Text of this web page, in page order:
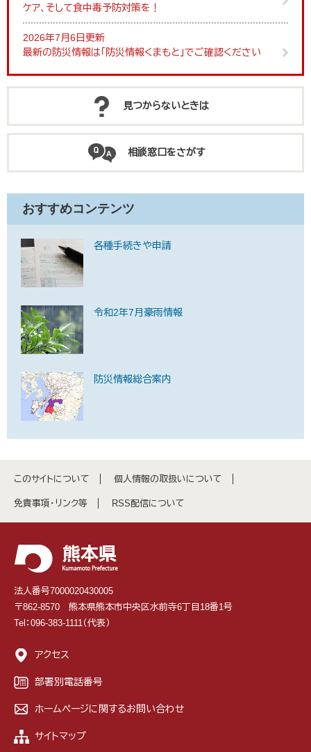
ケア、そして食中毒予防対策を！
2026年7月6日更新
最新の防災情報は「防災情報くまもと」でご確認ください
見つからないときは
相談窓口をさがす
おすすめコンテンツ
各種手続きや申請
令和2年7月豪雨情報
防災情報総合案内
このサイトについて 個人情報の取扱いについて
免責事項・リンク等 RSS配信について
法人番号7000020430005
〒862-8570 熊本県熊本市中央区水前寺6丁目18番1号
Tel：096-383-1111（代表）
アクセス
部署別電話番号
ホームページに関するお問い合わせ
サイトマップ